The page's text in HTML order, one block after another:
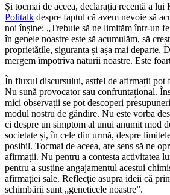
Și tocmai de aceea, declarația recentă a
Politalk despre faptul că avem nevoie să
noi înșine: „Trebuie să ne limităm într-un
în genele noastre este să acumulăm, să
proprietățile, siguranța și așa mai departe.
mergem împotriva naturii noastre. Este
În fluxul discursului, astfel de afirmații pot
Nu sună provocator sau confruntațional.
mici observații se pot descoperi
modul nostru de gândire. Nu este vorba
ci despre un simptom al unui anumit mod
societate și, în cele din urmă, despre
posibil. Tocmai de aceea, are sens să ne
afirmații. Nu pentru a contesta activitatea
pentru a susține angajamentul acestui
afirmației sale. Reflecție asupra ideii că
schimbării sunt „geneticele noastre”.